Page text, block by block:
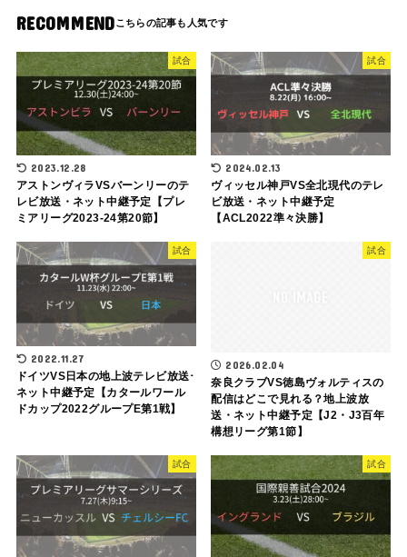
RECOMMEND
試合
2023.12.28
アストンヴィラVSバーンリーのテ
レビ放送・ネット中継予定【プレ
ミアリーグ2023-24第20節】
試合
2024.02.13
ヴィッセル神戸VS全北現代のテレ
ビ放送・ネット中継予定
【ACL2022準々決勝】
試合
2022.11.27
ドイツVS日本の地上波テレビ放送･
ネット中継予定【カタールワール
ドカップ2022グループE第1戦】
試合
2026.02.04
奈良クラブVS徳島ヴォルティスの
配信はどこで見れる？地上波放
送・ネット中継予定【J2・J3百年
構想リーグ第1節】
試合 試合